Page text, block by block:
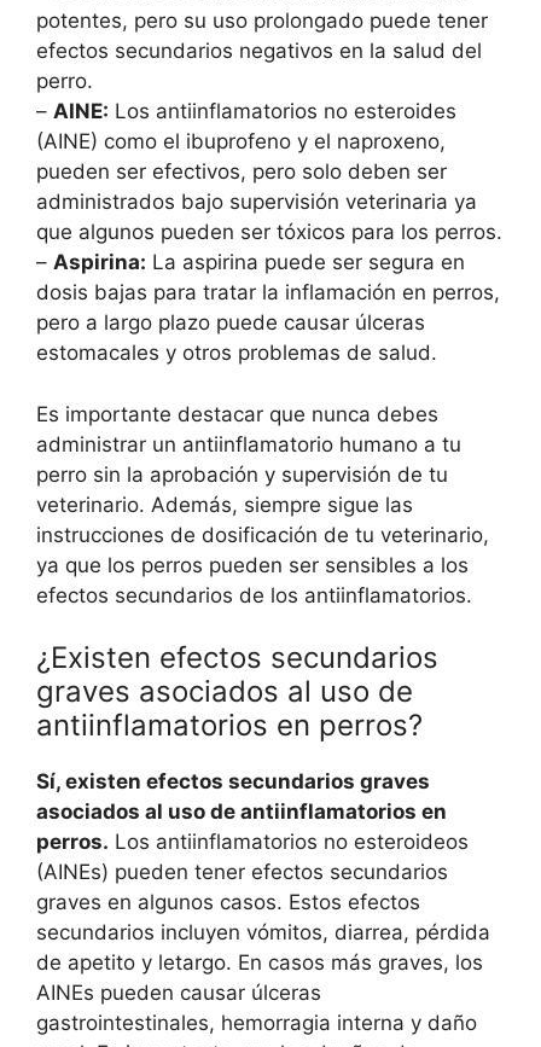
potentes, pero su uso prolongado puede tener
efectos secundarios negativos en la salud del
perro.
– AINE: Los antiinflamatorios no esteroides
(AINE) como el ibuprofeno y el naproxeno,
pueden ser efectivos, pero solo deben ser
administrados bajo supervisión veterinaria ya
que algunos pueden ser tóxicos para los perros.
– Aspirina: La aspirina puede ser segura en
dosis bajas para tratar la inflamación en perros,
pero a largo plazo puede causar úlceras
estomacales y otros problemas de salud.
Es importante destacar que nunca debes
administrar un antiinflamatorio humano a tu
perro sin la aprobación y supervisión de tu
veterinario. Además, siempre sigue las
instrucciones de dosificación de tu veterinario,
ya que los perros pueden ser sensibles a los
efectos secundarios de los antiinflamatorios.
¿Existen efectos secundarios
graves asociados al uso de
antiinflamatorios en perros?
Sí, existen efectos secundarios graves
asociados al uso de antiinflamatorios en
perros. Los antiinflamatorios no esteroideos
(AINEs) pueden tener efectos secundarios
graves en algunos casos. Estos efectos
secundarios incluyen vómitos, diarrea, pérdida
de apetito y letargo. En casos más graves, los
AINEs pueden causar úlceras
gastrointestinales, hemorragia interna y daño